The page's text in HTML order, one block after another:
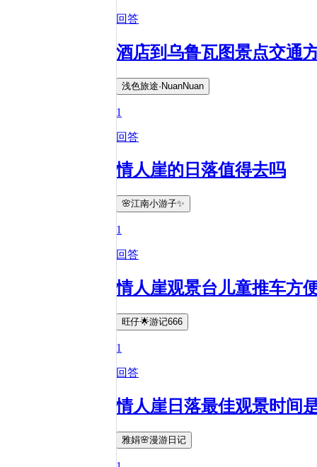
回答
酒店到乌鲁瓦图景点交通
浅色旅途·NuanNuan
1
回答
情人崖的日落值得去吗
🌸江南小游子✨
1
回答
情人崖观景台儿童推车方
旺仔🌟游记666
1
回答
情人崖日落最佳观景时间
雅娟🌸漫游日记